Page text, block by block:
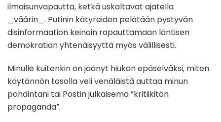
ilmaisunvapautta, ketkä uskaltavat ajatella
_väärin_. Putinin kätyreiden pelätään pystyvän
disinformaation keinoin rapauttamaan läntisen
demokratian yhtenäisyyttä myös välillisesti.
Minulle kuitenkin on jäänyt hiukan epäselväksi, miten
käytännön tasolla veli venäläistä auttaa minun
pohdintani tai Postin julkaisema ”kritiikitön
propaganda”.